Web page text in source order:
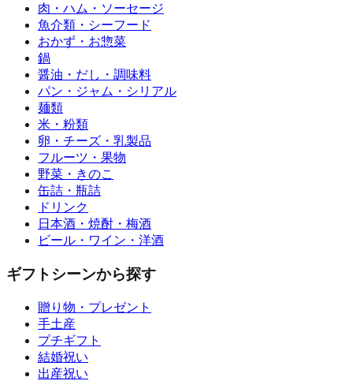
肉・ハム・ソーセージ
魚介類・シーフード
おかず・お惣菜
鍋
醤油・だし・調味料
パン・ジャム・シリアル
麺類
米・粉類
卵・チーズ・乳製品
フルーツ・果物
野菜・きのこ
缶詰・瓶詰
ドリンク
日本酒・焼酎・梅酒
ビール・ワイン・洋酒
ギフトシーンから探す
贈り物・プレゼント
手土産
プチギフト
結婚祝い
出産祝い